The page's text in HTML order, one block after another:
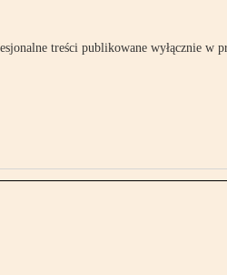
treści publikowane wyłącznie w